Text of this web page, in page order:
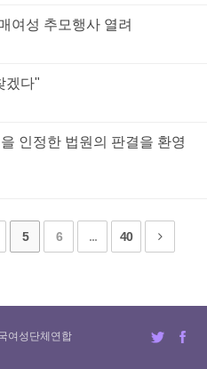
여성 추모행사 열려
겠다"
인정한 법원의 판결을 환영
5 6 ... 40
여성단체연합